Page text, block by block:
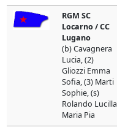
RGM SC
Locarno / CC
Lugano
(b) Cavagnera
Lucia, (2)
Gliozzi Emma
Sofia, (3) Marti
Sophie, (s)
Rolando Lucilla
Maria Pia